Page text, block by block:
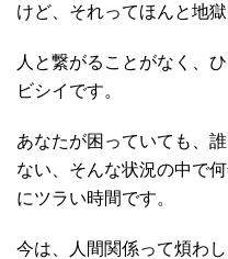
けど、それってほんと地獄
人と繋がることがなく、
ビシイです。
あなたが困っていても、
ない、そんな状況の中で
にツラい時間です。
今は、人間関係って煩わ